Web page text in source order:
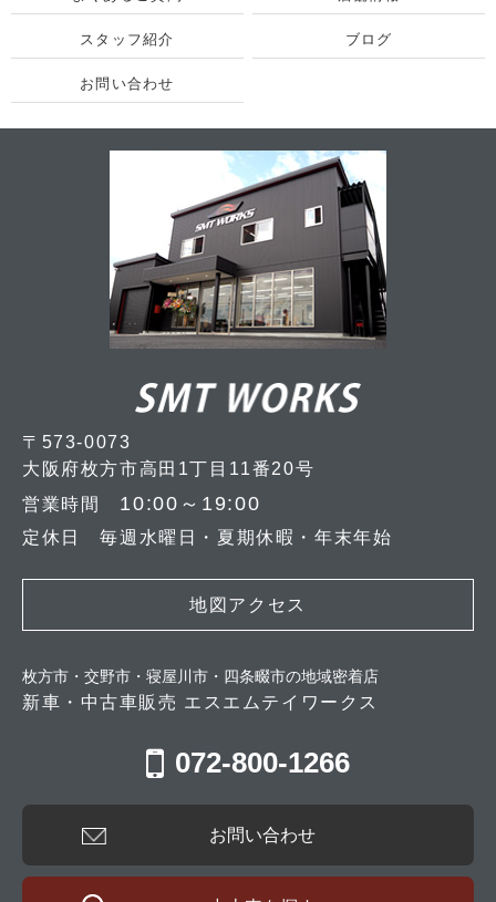
スタッフ紹介 ブログ
お問い合わせ
〒573-0073
大阪府枚方市高田1丁目11番20号
営業時間 10:00～19:00
定休日 毎週水曜日・夏期休暇・年末年始
地図アクセス
枚方市・交野市・寝屋川市・四条畷市の地域密着店
新車・中古車販売 エスエムテイワークス
072-800-1266
お問い合わせ